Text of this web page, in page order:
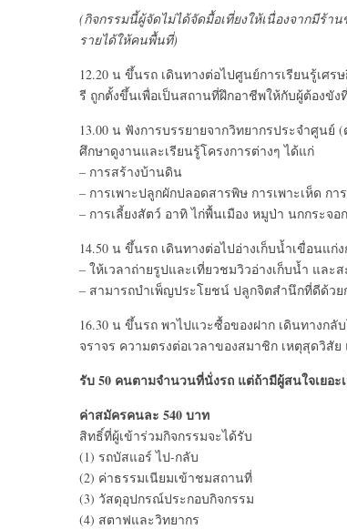
(กิจกรรมนี้ผู้จัดไม่ได้จัดมื้อเที่ยงให้เนื่องจากมีร้
รายได้ให้คนพื้นที่)
12.20 น ขึ้นรถ เดินทางต่อไปศูนย์การเรียนรู้เศ
รี ถูกตั้งขึ้นเพื่อเป็นสถานที่ฝึกอาชีพให้กับผู้ต้องขัง
13.00 น ฟังการบรรยายจากวิทยากรประจำศูน
ศึกษาดูงานและเรียนรู้โครงการต่างๆ ได้แก่
– การสร้างบ้านดิน
– การเพาะปลูกผักปลอดสารพิษ การเพาะเห็ด
– การเลี้ยงสัตว์ อาทิ ไก่พื้นเมือง หมูป่า นกกระจ
14.50 น ขึ้นรถ เดินทางต่อไปอ่างเก็บน้ำเขื่อนแ
– ให้เวลาถ่ายรูปและเที่ยวชมวิวอ่างเก็บน้ำ และ
– สามารถบำเพ็ญประโยชน์ ปลูกจิตสำนึกที่ดีด้วย
16.30 น ขึ้นรถ พาไปแวะซื้อของฝาก เดินทางก
จราจร ความตรงต่อเวลาของสมาชิก เหตุสุดวิสั
รับ 50 คนตามจำนวนที่นั่งรถ แต่ถ้ามีผู้สนใจเยอ
ค่าสมัครคนละ 540 บาท
สิทธิ์ที่ผู้เข้าร่วมกิจกรรมจะได้รับ
(1) รถบัสแอร์ ไป-กลับ
(2) ค่าธรรมเนียมเข้าชมสถานที่
(3) วัสดุอุปกรณ์ประกอบกิจกรรม
(4) สตาฟและวิทยากร